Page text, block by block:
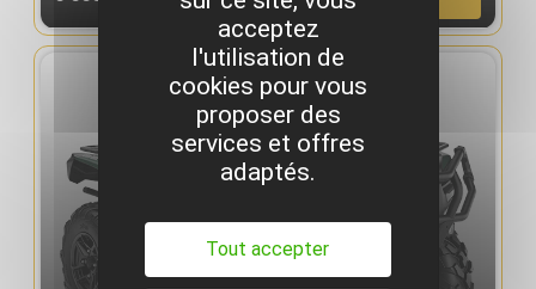
acceptez
l'utilisation de
cookies pour vous
proposer des
services et offres
adaptés.
Tout accepter